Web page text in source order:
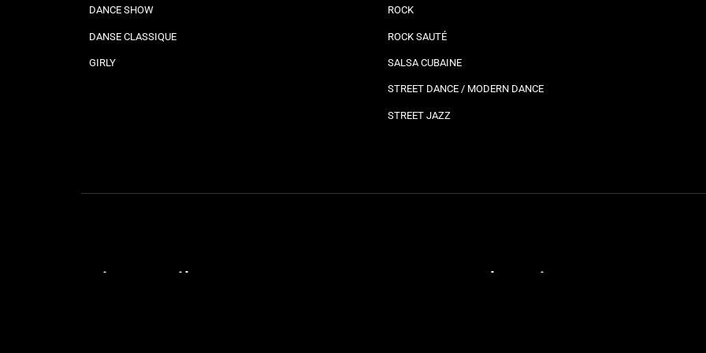
DANCE SHOW
DANSE CLASSIQUE
GIRLY
ROCK
ROCK SAUTÉ
SALSA CUBAINE
STREET DANCE / MODERN DANCE
STREET JAZZ
Liens utiles Plannings